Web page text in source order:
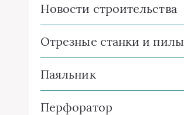
Новости строительства
Отрезные станки и пилы
Паяльник
Перфоратор